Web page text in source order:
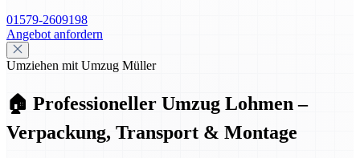
01579-2609198
Angebot anfordern
Umziehen mit Umzug Müller
🏠 Professioneller Umzug Lohmen –
Verpackung, Transport & Montage